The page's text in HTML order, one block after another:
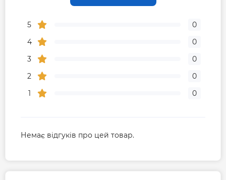
5
0
4
0
3
0
2
0
1
0
Немає відгуків про цей товар.